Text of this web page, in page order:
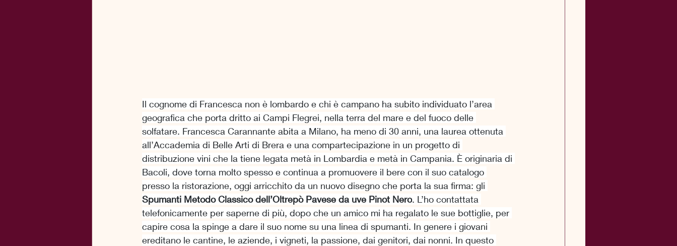
Il cognome di Francesca non è lombardo e chi è campano ha subito individuato l’area
geografica che porta dritto ai Campi Flegrei, nella terra del mare e del fuoco delle
solfatare. Francesca Carannante abita a Milano, ha meno di 30 anni, una laurea ottenuta
all’Accademia di Belle Arti di Brera e una compartecipazione in un progetto di
distribuzione vini che la tiene legata metà in Lombardia e metà in Campania. È originaria di
Bacoli, dove torna molto spesso e continua a promuovere il bere con il suo catalogo
presso la ristorazione, oggi arricchito da un nuovo disegno che porta la sua firma: gli
Spumanti Metodo Classico dell’Oltrepò Pavese da uve Pinot Nero. L’ho contattata
telefonicamente per saperne di più, dopo che un amico mi ha regalato le sue bottiglie, per
capire cosa la spinge a dare il suo nome su una linea di spumanti. In genere i giovani
ereditano le cantine, le aziende, i vigneti, la passione, dai genitori, dai nonni. In questo